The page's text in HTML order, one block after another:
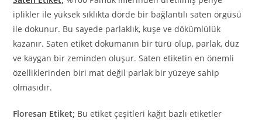
iplikler ile yüksek sıklıkta dörde bir bağlantılı saten örgüsü
ile dokunur. Bu sayede parlaklık, kuşe ve dökümlülük
kazanır. Saten etiket dokumanın bir türü olup, parlak, düz
ve kaygan bir zeminden oluşur. Saten etiketin en önemli
özelliklerinden biri mat değil parlak bir yüzeye sahip
olmasıdır.
Floresan Etiket; Bu etiket çeşitleri kağıt bazlı etiketler